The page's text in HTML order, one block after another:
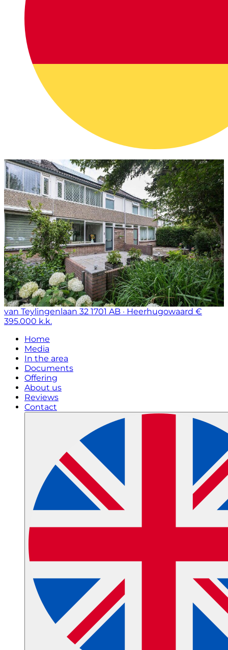
van Teylingenlaan 32 1701 AB · Heerhugowaard €
395.000 k.k.
Home
Media
In the area
Documents
Offering
About us
Reviews
Contact